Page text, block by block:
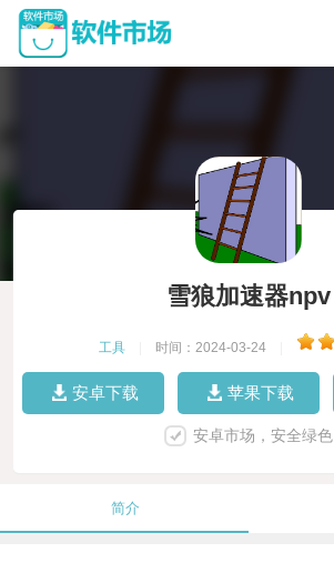
雪狼加速器npv
工具 时间：2024-03-24
安卓下载 苹果下载
安卓市场，安全绿色
简介